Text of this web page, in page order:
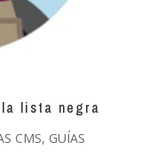
lista negra
CMS, GUÍAS